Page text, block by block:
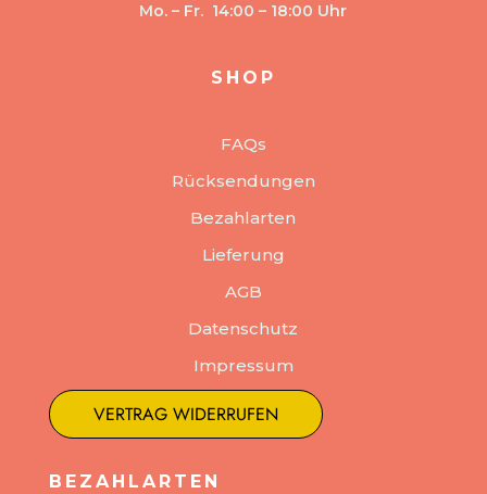
Mo. – Fr. 14:00 – 18:00 Uhr
SHOP
FAQs
Rücksendungen
Bezahlarten
Lieferung
AGB
Datenschutz
Impressum
VERTRAG WIDERRUFEN
BEZAHLARTEN